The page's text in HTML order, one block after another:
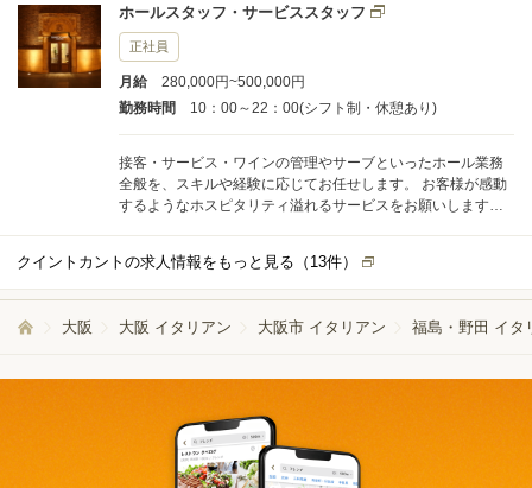
ワインサーブをお願いします。 当店では上質な料理とサービスを提供してい
ますが、経験が浅い方や未経験の方も大歓迎です。 実際に、未経験からスタ
ートして4年目に副支配人へ昇格したスタッフや、今ではヨーロッパで活躍し
ているメンバーもいます。 頑張る人をしっかり支えるため、基礎から丁寧に
教える研修体制を整えています。 あなたの接客や料理を通してお客様に幸せ
ホールスタッフ・サービススタッフ
正社員
月給
280,000円~500,000円
勤務時間
10：00～22：00(シフト制・休憩あり)
接客・サービス・ワインの管理やサーブといったホール業務
全般を、スキルや経験に応じてお任せします。 お客様が感動
するようなホスピタリティ溢れるサービスをお願いします。
が求めるおもてなしって何だろう？お客様の様子をよくみ
て、いつも考えてください。そこからあなただけのおもてな
クイントカントの求人情報をもっと見る（ 13件）
大阪 大阪 イタリアン 大阪市 イタリアン 福島・野田 イタ